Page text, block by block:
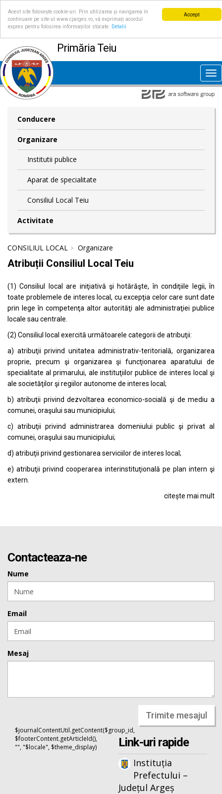
Accept
Acest site folosește cookie-uri. Prin utilizarea și navigarea în
continuare pe site-ul www.cjarges.ro, vă exprimați acordul
expres pentru folosirea informațiilor stocate.
Detalii
Primăria Teiu
Conducere
Organizare
Institutii publice
Aparat de specialitate
Consiliul Local Teiu
Activitate
CONSILIUL LOCAL Organizare
Atribuții Consiliul Local Teiu
(1) Consiliul local are iniţiativă şi hotărăşte, în condiţiile legii, în
toate problemele de interes local, cu excepţia celor care sunt date
prin lege în competenţa altor autorităţi ale administraţiei publice
locale sau centrale.
(2) Consiliul local exercită următoarele categorii de atribuţii:
a) atribuţii privind unitatea administrativ-teritorială, organizarea
proprie, precum şi organizarea şi funcţionarea aparatului de
specialitate al primarului, ale instituţiilor publice de interes local şi
ale societăţilor şi regiilor autonome de interes local;
b) atribuţii privind dezvoltarea economico-socială şi de mediu a
comunei, oraşului sau municipiului;
c) atribuţii privind administrarea domeniului public şi privat al
comunei, oraşului sau municipiului;
d) atribuţii privind gestionarea serviciilor de interes local;
e) atribuţii privind cooperarea interinstituţională pe plan intern şi
extern.
citește mai mult
Contacteaza-ne
Nume
Email
Mesaj
Trimite mesajul
$journalContentUtil.getContent($group_id,
$footerContent.getArticleId(),
"", "$locale", $theme_display)
Link-uri rapide
Instituția
Prefectului –
Județul Argeș